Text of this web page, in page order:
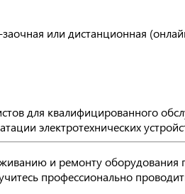
или дистанционная
для квалифицированного
электротехнических
и ремонту
профессионально